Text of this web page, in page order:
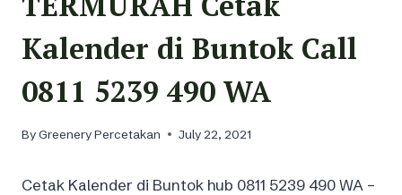
Kalender di Buntok Call
0811 5239 490 WA
ByGreenery Percetakan July 22, 2021
Cetak Kalender di Buntok hub 0811 5239 490 WA –